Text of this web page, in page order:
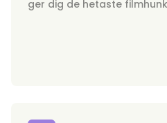
ger dig de hetaste